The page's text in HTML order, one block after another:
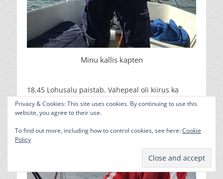
Minu kallis kapten
18.45 Lohusalu paistab. Vahepeal oli kiirus ka
6.6sõlme. Purjedega sõites, kui on korralik kiirus
ka, siis on jaht enamasti kreenis. Mul ikka andis
Privacy & Cookies: This site uses cookies. By continuing to use this
website, you agree to their use.
To find out more, including how to control cookies, see here:Cookie
Policy